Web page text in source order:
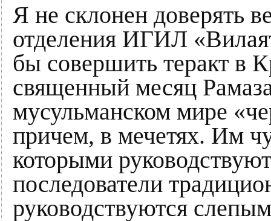
Я не склонен доверять
отделения ИГИЛ
бы совершить теракт в
священный месяц
мусульманском мире
причем, в мечетях. Им
которыми
последователи
руководствуются